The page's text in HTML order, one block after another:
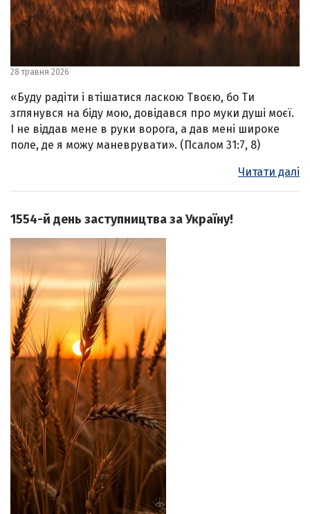
28 травня 2026
«Буду радіти і втішатися ласкою Твоєю, бо Ти
зглянувся на біду мою, довідався про муки душі моєї.
І не віддав мене в руки ворога, а дав мені широке
поле, де я можу маневрувати». (Псалом 31:7, 8)
Читати далі
1554-й день заступництва за Україну!